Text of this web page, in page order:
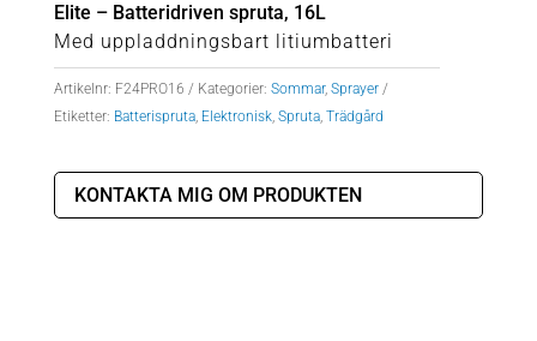
Elite – Batteridriven spruta, 16L
Med uppladdningsbart litiumbatteri
Artikelnr: F24PRO16 Kategorier: Sommar, Sprayer
Etiketter: Batterispruta, Elektronisk, Spruta, Trädgård
KONTAKTA MIG OM PRODUKTEN